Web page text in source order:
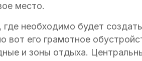
место.
необходимо будет
вот его грамотное
и зоны отдыха.